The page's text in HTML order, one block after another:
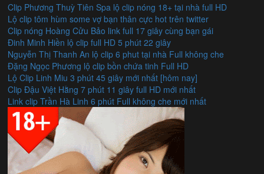
Clip Phương Thuỳ Tiên Spa lộ clip nóng 18+ tại nhà full HD
Lộ clip tôm hùm some vợ bạn thân cực hot trên twitter
Clip nóng Hoàng Cửu Bảo link full 17 giây cùng bạn gái
Đinh Minh Hiền lộ clip full HD 5 phút 22 giây
Nguyễn Thị Thanh An lộ clip 6 phut tại nhà Full không che
Đặng Ngọc Phương lộ clip bồn chứa tinh Full HD
Lộ Clip Linh Miu 3 phút 45 giây mới nhất [hôm nay]
Clip Đậu Việt Hằng 7 phút 11 giây full HD mới nhất
Link clip Trần Hà Linh 6 phút Full không che mới nhất